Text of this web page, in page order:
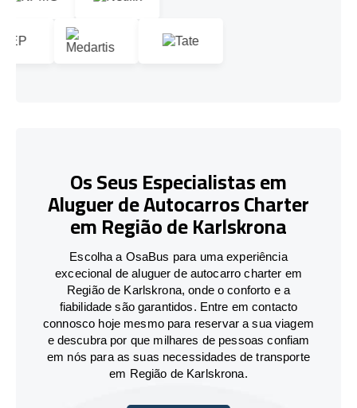
Os Seus Especialistas em
Aluguer de Autocarros Charter
em Região de Karlskrona
Escolha a OsaBus para uma experiência
excecional de aluguer de autocarro charter em
Região de Karlskrona, onde o conforto e a
fiabilidade são garantidos. Entre em contacto
connosco hoje mesmo para reservar a sua viagem
e descubra por que milhares de pessoas confiam
em nós para as suas necessidades de transporte
em Região de Karlskrona.